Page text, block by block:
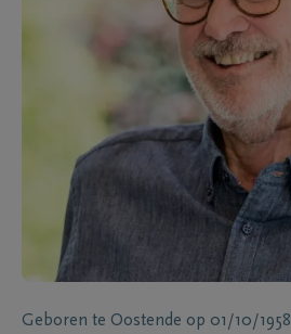
Geboren te Oostende op 01/10/1958